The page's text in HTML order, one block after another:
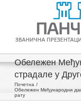
Обележен
страдале у
Почетна
Обележен Међународни
рату